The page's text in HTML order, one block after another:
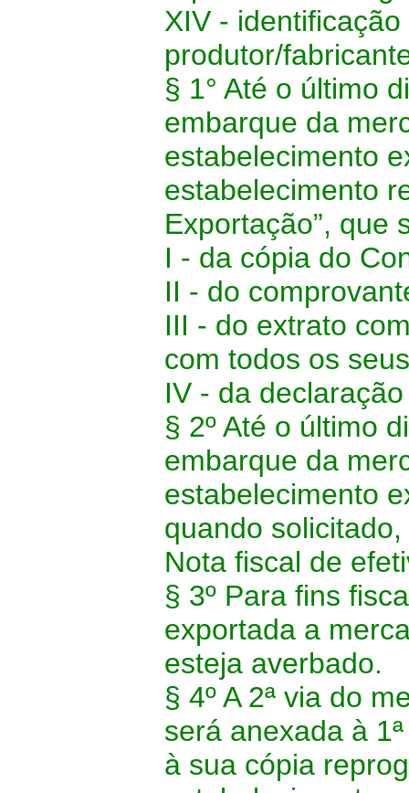
XIV -
produtor/
§ 1° Até o último
embarque da
estabelecimento
estabelecimento
Exportação”, que
I - da cópia do
II - do
III - do extrato
com todos os
IV - da
§ 2º Até o último
embarque da
estabelecimento
quando
Nota fiscal de
§ 3º Para fins
exportada a
esteja averbado.
§ 4º A 2ª via do
será anexada à
à sua cópia